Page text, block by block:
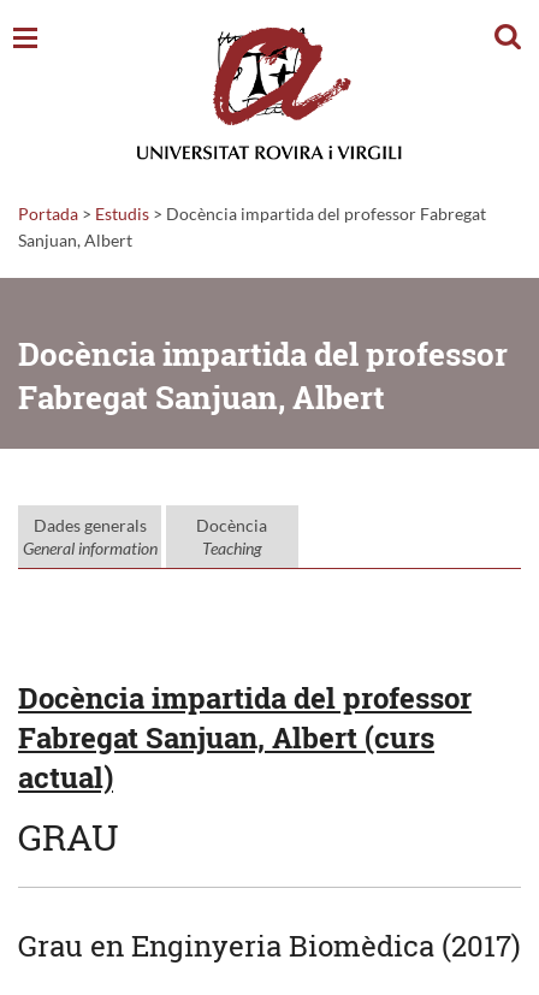
Portada > Estudis > Docència impartida del professor Fabregat
Sanjuan, Albert
Docència impartida del professor
Fabregat Sanjuan, Albert
Dades generals
General information
Docència
Teaching
Docència impartida del professor
Fabregat Sanjuan, Albert (curs
actual)
GRAU
Grau en Enginyeria Biomèdica (2017)